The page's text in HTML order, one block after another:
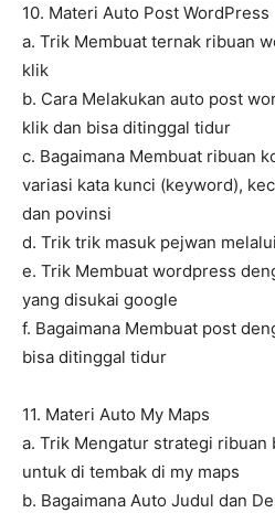
10. Materi Auto Post WordPress
a. Trik Membuat ternak ribuan
klik
b. Cara Melakukan auto post
klik dan bisa ditinggal tidur
c. Bagaimana Membuat ribuan
variasi kata kunci (keyword),
dan povinsi
d. Trik trik masuk pejwan
e. Trik Membuat wordpress
yang disukai google
f. Bagaimana Membuat post
bisa ditinggal tidur
11. Materi Auto My Maps
a. Trik Mengatur strategi ribuan
untuk di tembak di my maps
b. Bagaimana Auto Judul dan